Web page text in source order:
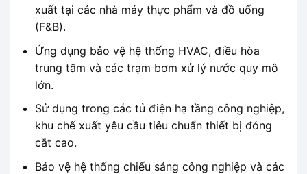
xuất tại các nhà máy thực phẩm và đồ uống
(F&B).
Ứng dụng bảo vệ hệ thống HVAC, điều hòa
trung tâm và các trạm bơm xử lý nước quy mô
lớn.
Sử dụng trong các tủ điện hạ tầng công nghiệp,
khu chế xuất yêu cầu tiêu chuẩn thiết bị đóng
cắt cao.
Bảo vệ hệ thống chiếu sáng công nghiệp và các